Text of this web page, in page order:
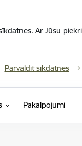
Ar Jūsu
Pārvaldīt sīkdatnes
Pakalpojumi